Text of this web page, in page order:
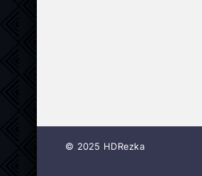
© 2025 HDRezka